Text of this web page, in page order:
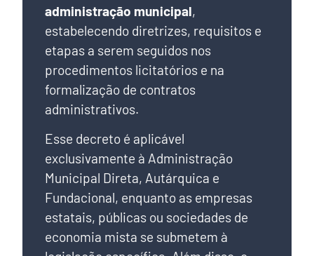
administração municipal,
estabelecendo diretrizes, requisitos e
etapas a serem seguidos nos
procedimentos licitatórios e na
formalização de contratos
administrativos.
Esse decreto é aplicável
exclusivamente à Administração
Municipal Direta, Autárquica e
Fundacional, enquanto as empresas
estatais, públicas ou sociedades de
economia mista se submetem à